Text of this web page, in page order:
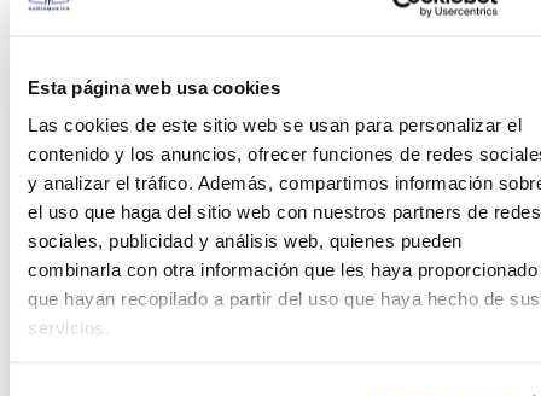
Esta página web usa cookies
Las cookies de este sitio web se usan para personalizar el
contenido y los anuncios, ofrecer funciones de redes
y analizar el tráfico. Además, compartimos información
el uso que haga del sitio web con nuestros partners de redes
sociales, publicidad y análisis web, quienes pueden
combinarla con otra información que les haya proporcionado
que hayan recopilado a partir del uso que haya hecho de sus
servicios.